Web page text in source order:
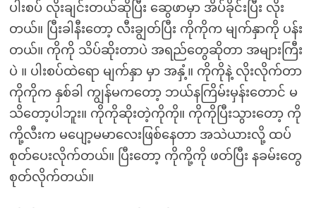
ပါးစပ် လိုးချင်းတယ်ဆိုပြီး ဆွေဖာမှာ အိပ်ခိုင်းပြီး လိုး
တယ်။ ပြီးခါနီးတော့ လီးချွတ်ပြီး ကိုကိုက မျက်နှာကို ပန်း
တယ်။ ကိုကို သိပ်ဆိုးတာပဲ အရည်တွေဆိုတာ အများကြီး
ပဲ ။ ပါးစပ်ထဲရော မျက်နှာ မှာ အနှံ့။ ကိုကိုနဲ့ လိုးလိုက်တာ
ကိုကိုက နှစ်ခါ ကျွန်မကတော့ ဘယ်နကြိမ်းမှန်းတောင် မ
သိတော့ပါဘူး။ ကိုကိုဆိုးတဲ့ကိုကို။ ကိုကိုပြီးသွားတော့ ကို
ကို့လီးက မပျော့မမာလေးဖြစ်နေတာ အသဲယားလို့ ထပ်
စုတ်ပေးလိုက်တယ်။ ပြီးတော့ ကိုကို့ကို ဖတ်ပြီး နခမ်းတွေ
စုတ်လိုက်တယ်။